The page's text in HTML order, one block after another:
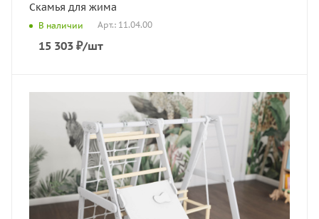
Скамья для жима
В наличии Арт.: 11.04.00
15 303 ₽/шт